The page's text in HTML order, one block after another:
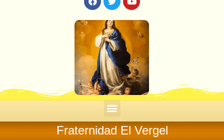
Fraternidad El Vergel